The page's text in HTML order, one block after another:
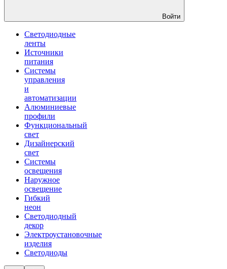
Войти
Светодиодные
ленты
Источники
питания
Системы
управления
и
автоматизации
Алюминиевые
профили
Функциональный
свет
Дизайнерский
свет
Системы
освещения
Наружное
освещение
Гибкий
неон
Светодиодный
декор
Электроустановочные
изделия
Светодиоды